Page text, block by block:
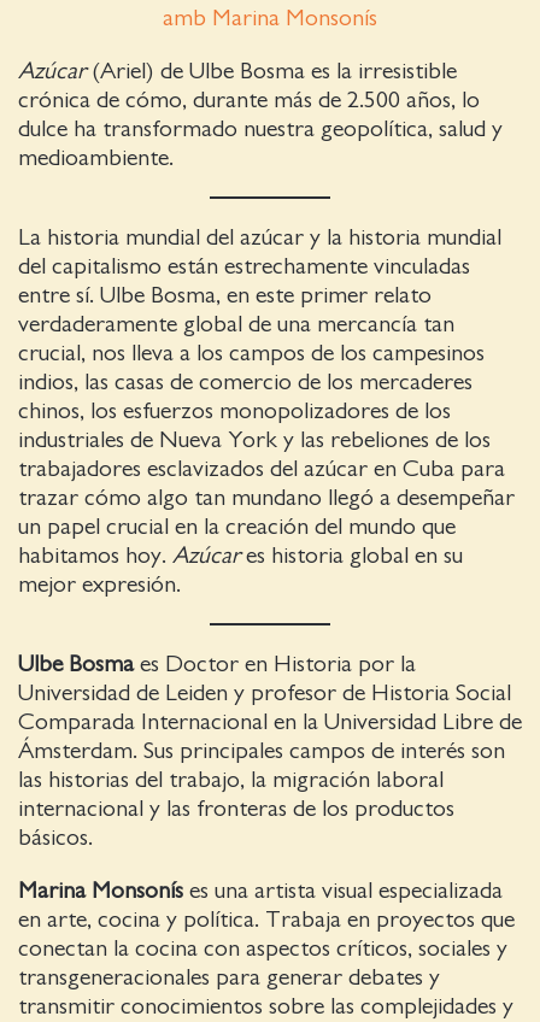
amb Marina Monsonís
Azúcar(Ariel) de Ulbe Bosma es la irresistible
crónica de cómo, durante más de 2.500 años, lo
dulce ha transformado nuestra geopolítica, salud y
medioambiente.
La historia mundial del azúcar y la historia mundial
del capitalismo están estrechamente vinculadas
entre sí. Ulbe Bosma, en este primer relato
verdaderamente global de una mercancía tan
crucial, nos lleva a los campos de los campesinos
indios, las casas de comercio de los mercaderes
chinos, los esfuerzos monopolizadores de los
industriales de Nueva York y las rebeliones de los
trabajadores esclavizados del azúcar en Cuba para
trazar cómo algo tan mundano llegó a desempeñar
un papel crucial en la creación del mundo que
habitamos hoy. Azúcares historia global en su
mejor expresión.
Ulbe Bosmaes Doctor en Historia por la
Universidad de Leiden y profesor de Historia Social
Comparada Internacional en la Universidad Libre de
Ámsterdam. Sus principales campos de interés son
las historias del trabajo, la migración laboral
internacional y las fronteras de los productos
básicos.
Marina Monsonís es una artista visual especializada
en arte, cocina y política. Trabaja en proyectos que
conectan la cocina con aspectos críticos, sociales y
transgeneracionales para generar debates y
transmitir conocimientos sobre las complejidades y